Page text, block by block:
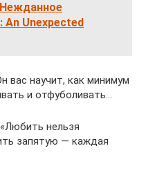
Unexpected
вас научит, как минимум
и отфуболивать…
нельзя
запятую — каждая